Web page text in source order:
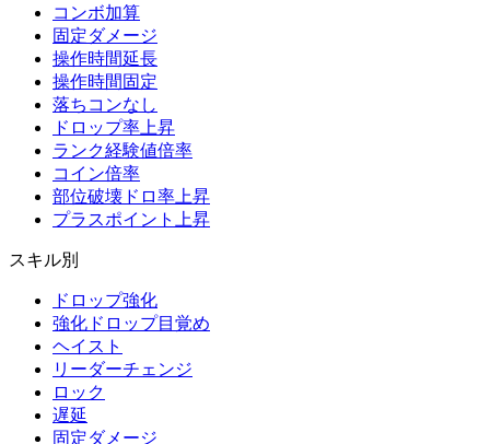
コンボ加算
固定ダメージ
操作時間延長
操作時間固定
落ちコンなし
ドロップ率上昇
ランク経験値倍率
コイン倍率
部位破壊ドロ率上昇
プラスポイント上昇
スキル別
ドロップ強化
強化ドロップ目覚め
ヘイスト
リーダーチェンジ
ロック
遅延
固定ダメージ